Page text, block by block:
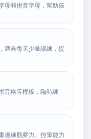
母和拼音字母，幫助孩
適合每天少量訓練，提
音格等模板，臨時練
邊練觀察力、控筆能力